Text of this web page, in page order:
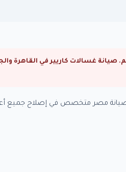
صيانة مصر متخصص في إصلاح جميع